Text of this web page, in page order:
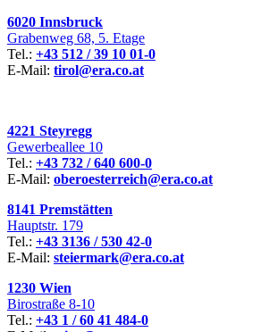
6020 Innsbruck
Grabenweg 68, 5. Etage
Tel.: +43 512 / 39 10 01-0
E-Mail: tirol@era.co.at
4221 Steyregg
Gewerbeallee 10
Tel.: +43 732 / 640 600-0
E-Mail: oberoesterreich@era.co.at
8141 Premstätten
Hauptstr. 179
Tel.: +43 3136 / 530 42-0
E-Mail: steiermark@era.co.at
1230 Wien
Birostraße 8-10
Tel.: +43 1 / 60 41 484-0